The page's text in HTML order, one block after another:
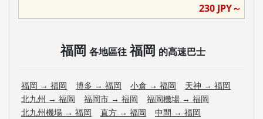
230 JPY～
福岡 各地區往 福岡 的高速巴士
福岡 → 福岡 博多 → 福岡 小倉 → 福岡 天神 → 福岡
北九州 → 福岡 福岡市 → 福岡 福岡機場 → 福岡
北九州機場 → 福岡 直方 → 福岡 中間 → 福岡